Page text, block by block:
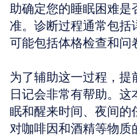
助确定您的睡眠困难是
准。诊断过程通常包
可能包括体格检查和问
为了辅助这一过程，
日记会非常有帮助。
眠和醒来时间、夜间的
对咖啡因和酒精等物质